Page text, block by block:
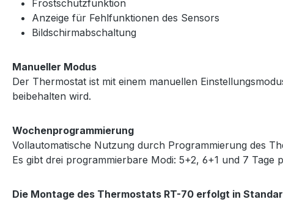
Frostschutzfunktion
Anzeige für Fehlfunktionen des Sensors
Bildschirmabschaltung
Manueller Modus
Der Thermostat ist mit einem manuellen
beibehalten wird.
Wochenprogrammierung
Vollautomatische Nutzung durch Programmierung des
Es gibt drei programmierbare Modi: 5+2, 6+1 und 7 Tage
Die Montage des Thermostats RT-70 erfolgt in